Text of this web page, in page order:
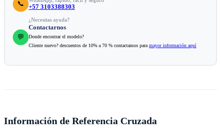
📞 +57 3103388303
💬
¿Necesitas ayuda?
Contactarnos
Donde encontrar el modelo?
Cliente nuevo? descuentos de 10% a 70 % contactamos para mayor información aquí
Información de Referencia Cruzada